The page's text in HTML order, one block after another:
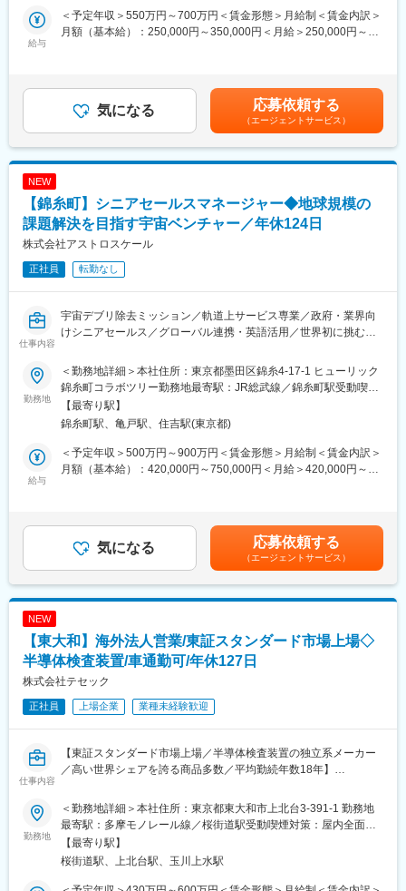
取り組める方を募集します。
当社ではアイケアビジネスにおいて、眼疾病スクリーニング検査
ンサービスの研究、開発、販売に注力しています。
や適正を考慮の上、決定致します。
・海外パートナー企業とのプロジェクトの企画・実行
・担当地域へ向けた営業オペレーション・サポート業務
・担当地域の予算策定、予実管理、価格管理など営業戦略に関わ
販売会社とのオンライン会議、海外出張ベースでの支援・遂行も
行います。
ますが、多い方で月に１度程度となっています。必要に応じてご
自身で企画・計画をしていただくことが可能なため、裁量をもっ
て業務に臨んでいただくことができます。
営業管理課には計9名所属しております。
アイケア事業の更なる成長のため2023年4月に新設された部署と
リモート勤務は試用期間経過後に週１日の使用が可能です。
当社では、フレックスタイムや短時間勤務制度、時間単位の有給
休暇取得が可能な制度を導入し、育児・介護との両立を支援して
備しており、社員の生活と仕事のバランスを重視した働き方をサ
変更の範囲：会社の定める業務
給与
＜予定年収＞550万円～700万円＜賃金形態＞月給制＜賃金内訳＞
月額（基本給）：250,000円～350,000円＜月給＞250,000円～
与：年2回（7月・12月※2025年度実績4.61か月）賃金はあくまで
も目安の金額であり、選考を通じて上下する可能性があります。
月給(月額)は固定手当を含めた表記です。
気になる 応募依頼する
（エージェントサービス）
NEW
【錦糸町】シニアセールスマネージャー◆地球規模の
課題解決を目指す宇宙ベンチャー／年休124日
株式会社アストロスケール
正社員 転勤なし
仕事内容
宇宙デブリ除去ミッション／軌道上サービス専業／政府・業界向
けシニアセールス／グローバル連携・英語活用／世界初に挑む宇
■業務内容：
・日本政府およびその他すべてのターゲット顧客との契約および
連携の機会の創出、（見込み）顧客および軌道上サービス等に係
る契約の受注を獲得する活動をリードする。
・日本政府、業界顧客、パートナーとの協力のためのコミュニケ
ーション戦略の立案、開発、計画を行う。
る。
・その他、レポーティングマネージャーから指示された業務
今後の成長産業と言えます。
・スペースデブリは、人工衛星の軌道にはいり、人工衛星を破壊
する恐れのある非常に厄介なものです。当社はその問題に着目
業を展開しています。
勤務地
＜勤務地詳細＞本社住所：東京都墨田区錦糸4-17-1 ヒューリック
錦糸町コラボツリー勤務地最寄駅：JR総武線／錦糸町駅受動喫煙
対策：屋内全面禁煙変更の範囲：会社の定める事業所
【最寄り駅】
錦糸町駅、亀戸駅、住吉駅(東京都)
給与
＜予定年収＞500万円～900万円＜賃金形態＞月給制＜賃金内訳＞
月額（基本給）：420,000円～750,000円＜月給＞420,000円～
す。月給(月額)は固定手当を含めた表記です。
気になる 応募依頼する
（エージェントサービス）
NEW
【東大和】海外法人営業/東証スタンダード市場上場◇
半導体検査装置/車通勤可/年休127日
株式会社テセック
正社員 上場企業 業種未経験歓迎
仕事内容
【東証スタンダード市場上場／半導体検査装置の独立系メーカー
／高い世界シェアを誇る商品多数／平均勤続年数18年】
■当社について：
当社は半導体検査装置の開発・製造・販売・サービスすべて自社
で行う独立系メーカーです。その中でも、テスタやハンドラとい
った最終段階の検査装置に特化し、この分野での専門的な技術力
とシェアを保有しています。今後、通信や自動車産業においてま
すますの半導体需要が高まる中、同社の製品が期待されていま
勤務地
＜勤務地詳細＞本社住所：東京都東大和市上北台3-391-1 勤務地
最寄駅：多摩モノレール線／桜街道駅受動喫煙対策：屋内全面禁
煙変更の範囲：無
【最寄り駅】
桜街道駅、上北台駅、玉川上水駅